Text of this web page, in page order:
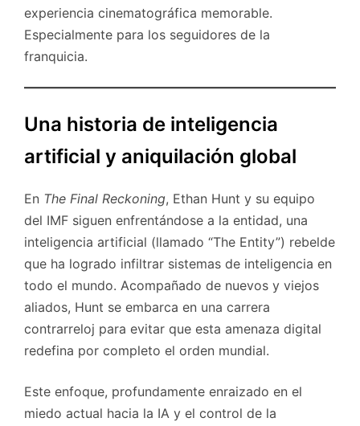
experiencia cinematográfica memorable.
Especialmente para los seguidores de la
franquicia.
Una historia de inteligencia
artificial y aniquilación global
En The Final Reckoning, Ethan Hunt y su equipo
del IMF siguen enfrentándose a la entidad, una
inteligencia artificial (llamado “The Entity”) rebelde
que ha logrado infiltrar sistemas de inteligencia en
todo el mundo. Acompañado de nuevos y viejos
aliados, Hunt se embarca en una carrera
contrarreloj para evitar que esta amenaza digital
redefina por completo el orden mundial.
Este enfoque, profundamente enraizado en el
miedo actual hacia la IA y el control de la